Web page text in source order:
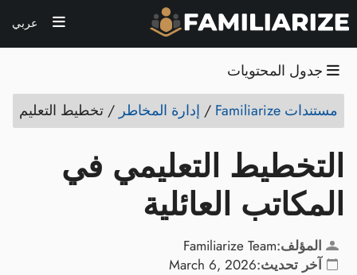
عربي
جدول المحتويات
مستندات Familiarize
/ إدارة المخاطر / تخطيط التعليم
التخطيط التعليمي في
المكاتب العائلية
المؤلف:Familiarize Team
آخر تحديث:March 6, 2026